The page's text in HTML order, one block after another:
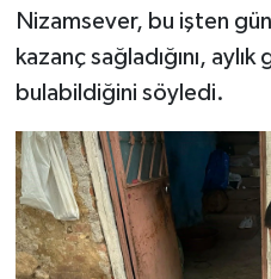
Nizamsever, bu işten
kazanç sağladığını,
bulabildiğini söyledi.